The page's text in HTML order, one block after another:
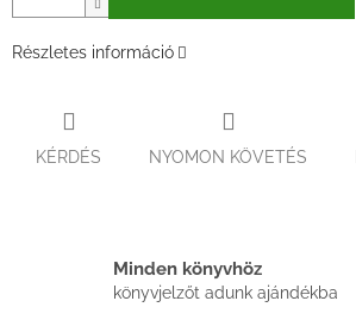
Részletes információ
KÉRDÉS NYOMON KÖVETÉS
Minden könyvhöz
könyvjelzőt adunk ajándékba